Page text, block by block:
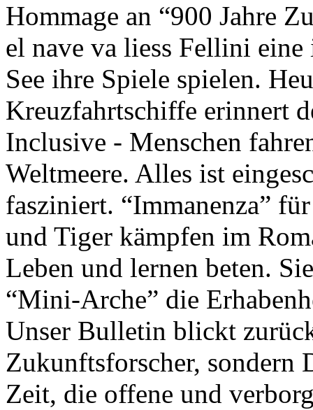
Hommage an “900 Jahre
el nave va liess Fellini
See ihre Spiele spielen.
Kreuzfahrtschiffe erinnert
Inclusive - Menschen
Weltmeere. Alles ist
fasziniert. “Immanenza”
und Tiger kämpfen im
Leben und lernen beten.
“Mini-Arche” die
Unser Bulletin blickt
Zukunftsforscher, sondern
Zeit, die offene und